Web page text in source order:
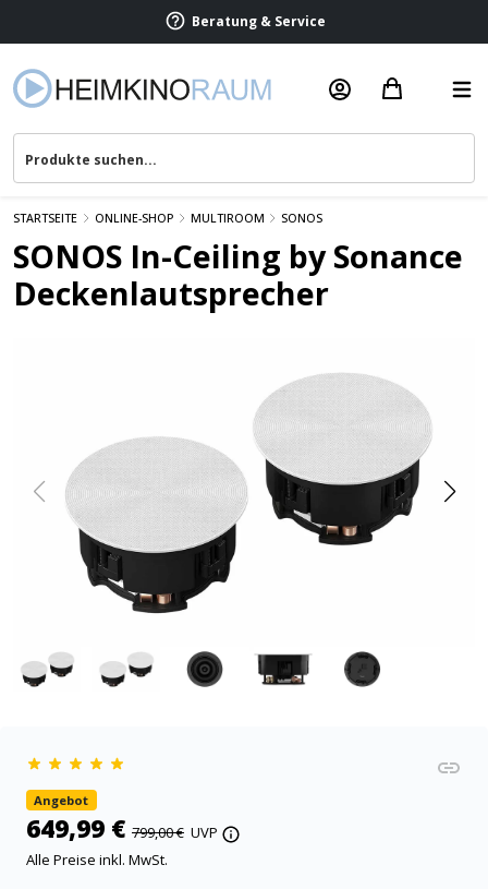
Beratung & Service
STARTSEITE ONLINE-SHOP MULTIROOM SONOS
SONOS In-Ceiling by Sonance
Deckenlautsprecher
Angebot
649,99 € 799,00 € UVP
Alle Preise inkl. MwSt.